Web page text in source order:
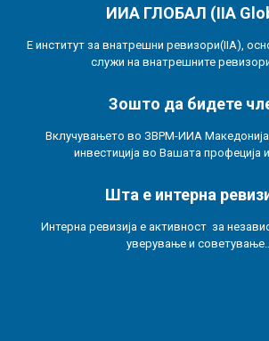
ИИА ГЛОБАЛ (IIA
Е институт за внатрешни ревизори(IIA),
служи на внатрешните
Зошто да бидете
Вклучувањето во ЗВРМ-ИИА
инвестиција во Вашата профеција
Шта е интерна
Интерна ревизија е активност за
уверување и